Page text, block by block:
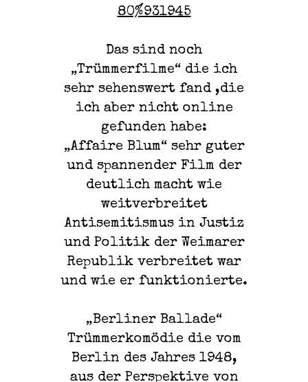
80%931945
Das sind noch
„Trümmerfilme“ die ich
sehr sehenswert fand ,die
ich aber nicht online
gefunden habe:
„Affaire Blum“ sehr guter
und spannender Film der
deutlich macht wie
weitverbreitet
Antisemitismus in Justiz
und Politik der Weimarer
Republik verbreitet war
und wie er funktionierte.
„Berliner Ballade“
Trümmerkomödie die vom
Berlin des Jahres 1948,
aus der Perspektive von